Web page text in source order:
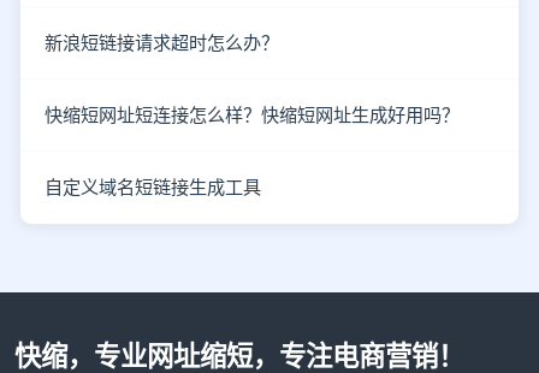
新浪短链接请求超时怎么办？
快缩短网址短连接怎么样？快缩短网址生成好用吗？
自定义域名短链接生成工具
快缩，专业网址缩短，专注电商营销！